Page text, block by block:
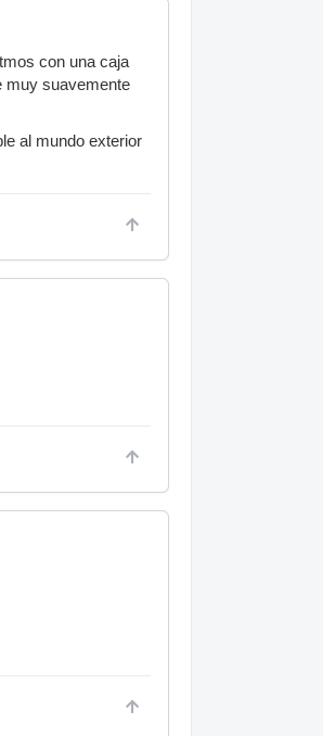
con una caja
muy suavemente
al mundo exterior